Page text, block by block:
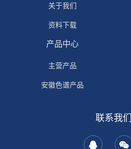
关于我们
资料下载
产品中心
主营产品
安徽色谱产品
联系我们